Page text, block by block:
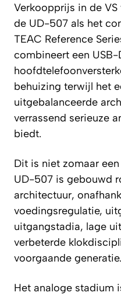
Verkoopprijs in de
de UD-507 als het
TEAC Reference
combineert een
behuizing terwijl het
uitgebalanceerde
verrassend serieuze
biedt.
Dit is niet zomaar
UD-507 is gebouwd
architectuur,
voedingsregulatie,
uitgangstadia, lage
verbeterde
voorgaande generatie.
Het analoge stadium